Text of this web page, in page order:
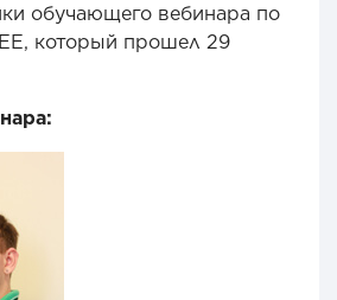
обучающего вебинара по
который прошел 29